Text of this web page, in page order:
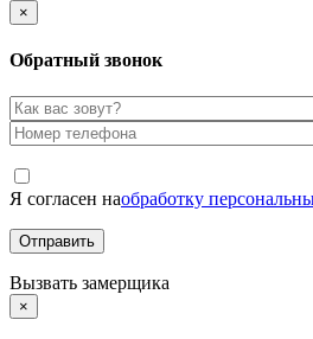
×
Обратный звонок
Я согласен наобработку
Вызвать замерщика
×